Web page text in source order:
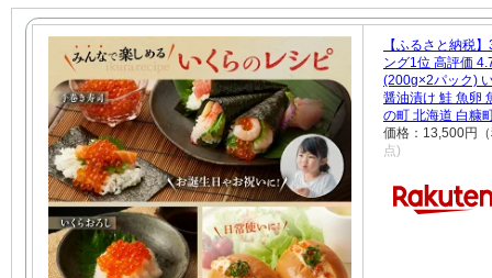
【ふるさと納税
ング1位 高評価
(200g×2パック)
醤油漬け 鮭 魚卵
の町 北海道 白糠
価格：13,500円
点)